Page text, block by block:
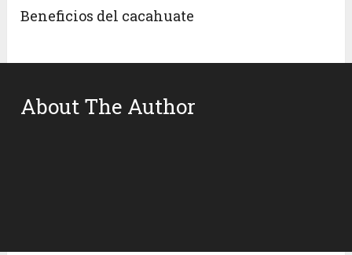
Beneficios del cacahuate
About The Author